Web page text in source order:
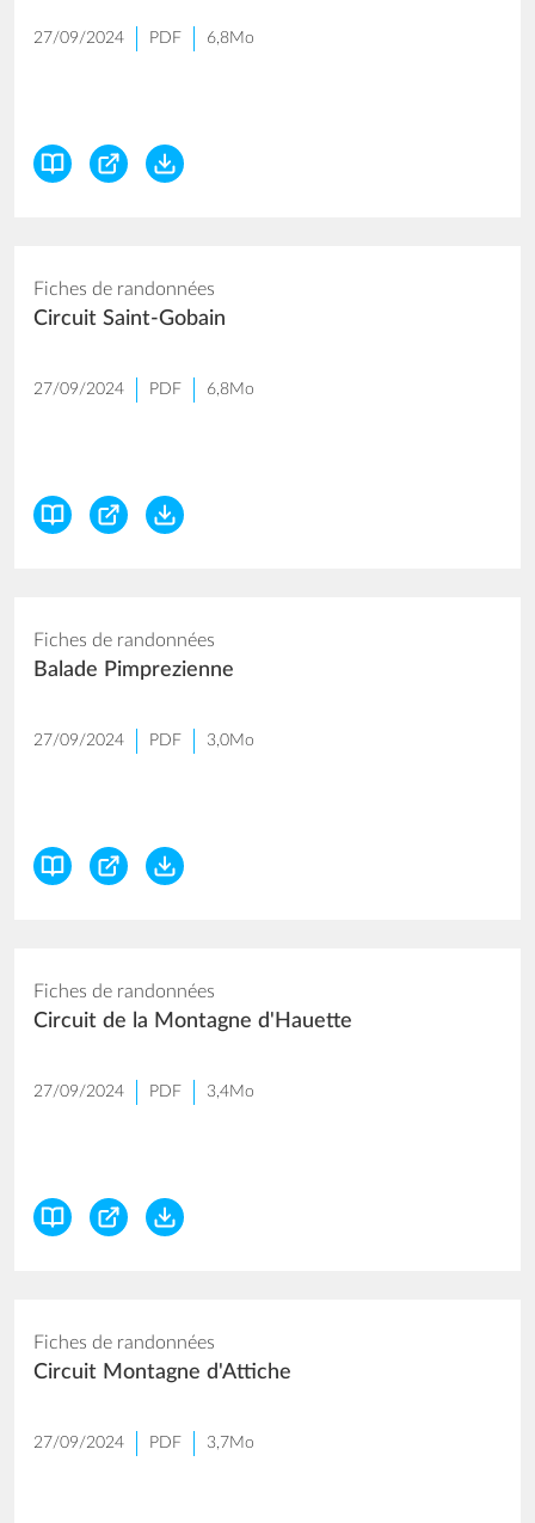
27/09/2024 PDF 6,8Mo
Fiches de randonnées
Circuit Saint-Gobain
27/09/2024 PDF 6,8Mo
Fiches de randonnées
Balade Pimprezienne
27/09/2024 PDF 3,0Mo
Fiches de randonnées
Circuit de la Montagne d'Hauette
27/09/2024 PDF 3,4Mo
Fiches de randonnées
Circuit Montagne d'Attiche
27/09/2024 PDF 3,7Mo